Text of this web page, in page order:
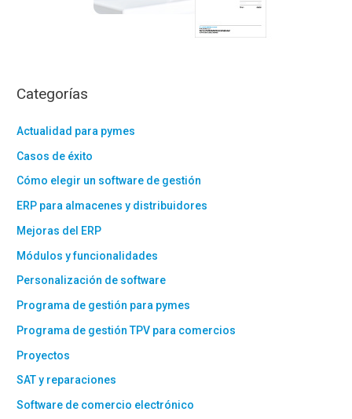
Categorías
Actualidad para pymes
Casos de éxito
Cómo elegir un software de gestión
ERP para almacenes y distribuidores
Mejoras del ERP
Módulos y funcionalidades
Personalización de software
Programa de gestión para pymes
Programa de gestión TPV para comercios
Proyectos
SAT y reparaciones
Software de comercio electrónico